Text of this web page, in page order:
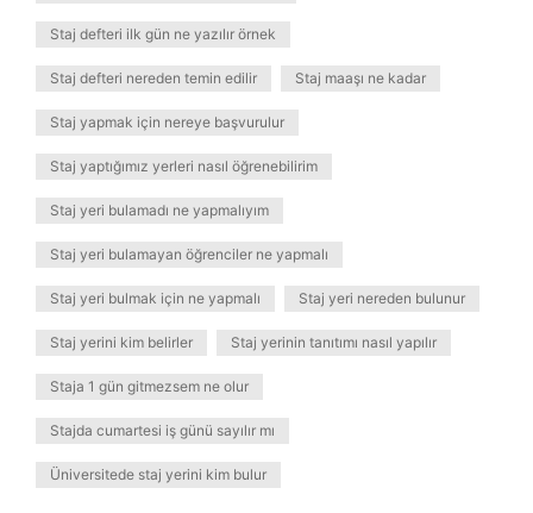
Staj defteri ilk gün ne yazılır örnek
Staj defteri nereden temin edilir Staj maaşı ne kadar
Staj yapmak için nereye başvurulur
Staj yaptığımız yerleri nasıl öğrenebilirim
Staj yeri bulamadı ne yapmalıyım
Staj yeri bulamayan öğrenciler ne yapmalı
Staj yeri bulmak için ne yapmalı Staj yeri nereden bulunur
Staj yerini kim belirler Staj yerinin tanıtımı nasıl yapılır
Staja 1 gün gitmezsem ne olur
Stajda cumartesi iş günü sayılır mı
Üniversitede staj yerini kim bulur